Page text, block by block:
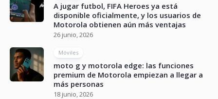
A jugar futbol, FIFA Heroes ya está
disponible oficialmente, y los usuarios de
Motorola obtienen aún más ventajas
26 junio, 2026
Móviles
moto g y motorola edge: las funciones
premium de Motorola empiezan a llegar a
más personas
18 junio, 2026